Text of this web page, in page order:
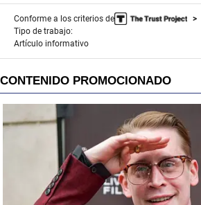
Conforme a los criterios de
Tipo de trabajo:
Artículo informativo